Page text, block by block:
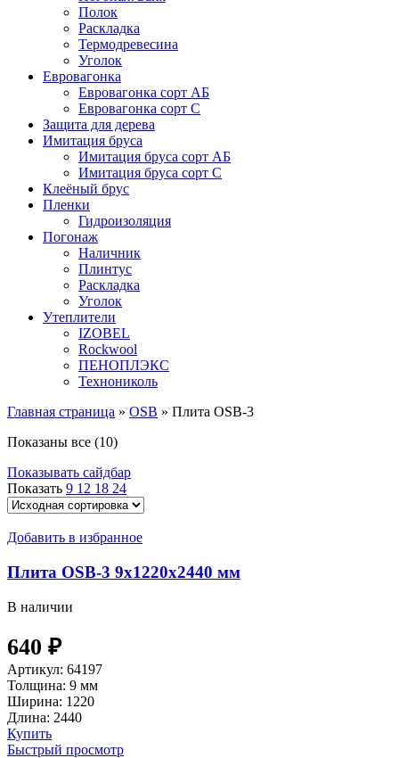
Полок
Раскладка
Термодревесина
Уголок
Евровагонка
Евровагонка сорт АБ
Евровагонка сорт С
Защита для дерева
Имитация бруса
Имитация бруса сорт АБ
Имитация бруса сорт С
Клеёный брус
Пленки
Гидроизоляция
Погонаж
Наличник
Плинтус
Раскладка
Уголок
Утеплители
IZOBEL
Rockwool
ПЕНОПЛЭКС
Технониколь
Главная страница » OSB » Плита OSB-3
Показаны все (10)
Показывать сайдбар
Показать 9 12 18 24
Добавить в избранное
Плита OSB-3 9х1220х2440 мм
В наличии
640 ₽
Артикул: 64197
Толщина: 9 мм
Ширина: 1220
Длина: 2440
Купить
Быстрый просмотр